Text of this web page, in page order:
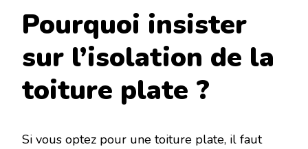
Pourquoi insister
sur l’isolation de la
toiture plate ?
Si vous optez pour une toiture plate, il faut